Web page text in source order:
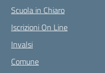
Scuola in Chiaro
Iscrizioni On Line
Invalsi
Comune